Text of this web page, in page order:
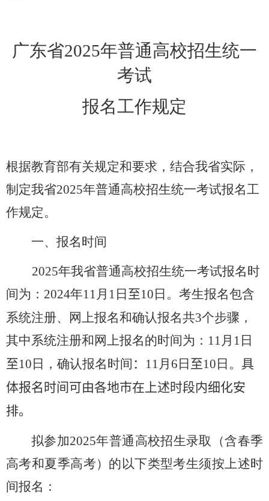
广东省2025年普通高校招生统一
考试
报名工作规定
根据教育部有关规定和要求，结合我省实际，
制定我省2025年普通高校招生统一考试报名工
作规定。
一、报名时间
2025年我省普通高校招生统一考试报名时
间为： 2024年11 月 1 日 至10 日。考生报名包含
系统注册、网上报名和确认报名共3个步骤，
其中系统注册和网上报名的时间为： 11 月 1 日
至10 日，确认报名时间 ： 11 月 6 日 至10 日。 具
体报名时间可由各地市在上述时段内细化安
排。
拟参加2025年普通高校招生录取（含春季
高考和夏季高考）的以下类型考生须按上述时
间报名：